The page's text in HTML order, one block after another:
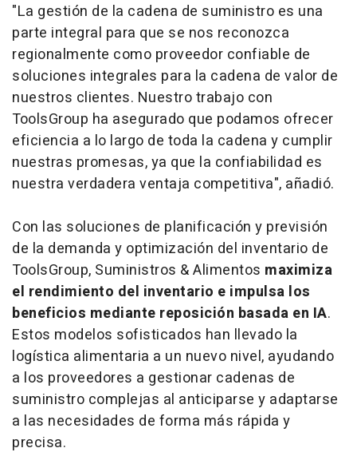
"La gestión de la cadena de suministro es una
parte integral para que se nos reconozca
regionalmente como proveedor confiable de
soluciones integrales para la cadena de valor de
nuestros clientes. Nuestro trabajo con
ToolsGroup ha asegurado que podamos ofrecer
eficiencia a lo largo de toda la cadena y cumplir
nuestras promesas, ya que la confiabilidad es
nuestra verdadera ventaja competitiva", añadió.
Con las soluciones de planificación y previsión
de la demanda y optimización del inventario de
ToolsGroup, Suministros & Alimentos maximiza
el rendimiento del inventario e impulsa los
beneficios mediante reposición basada en IA.
Estos modelos sofisticados han llevado la
logística alimentaria a un nuevo nivel, ayudando
a los proveedores a gestionar cadenas de
suministro complejas al anticiparse y adaptarse
a las necesidades de forma más rápida y
precisa.